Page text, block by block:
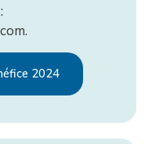
2024